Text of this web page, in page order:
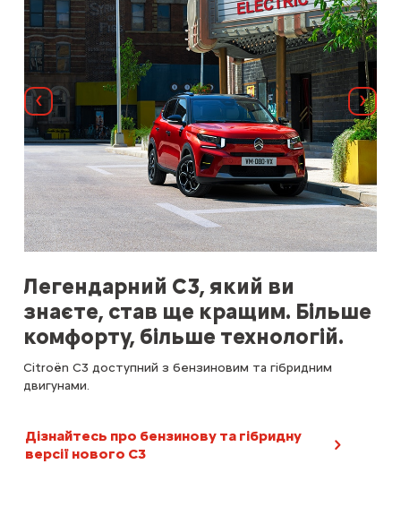
Назад
Легендарний C3, який ви
знаєте, став ще кращим. Більше
комфорту, більше технологій.
Citroёn C3 доступний з бензиновим та гібридним
двигунами.
Дізнайтесь про бензинову та гібридну
версії нового C3
Далі